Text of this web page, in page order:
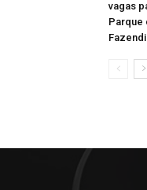
vagas
Parque